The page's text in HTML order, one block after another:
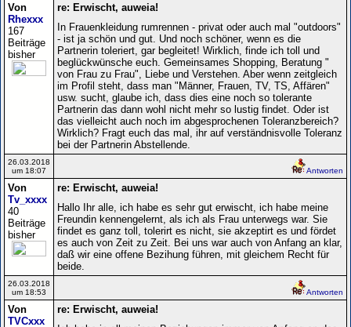
Von
Rhexxx
167
Beiträge
bisher
re: Erwischt, auweia!
In Frauenkleidung rumrennen - privat oder auch mal "outdoors"
- ist ja schön und gut. Und noch schöner, wenn es die
Partnerin toleriert, gar begleitet! Wirklich, finde ich toll und
beglückwünsche euch. Gemeinsames Shopping, Beratung "
von Frau zu Frau", Liebe und Verstehen. Aber wenn zeitgleich
im Profil steht, dass man "Männer, Frauen, TV, TS, Affären"
usw. sucht, glaube ich, dass dies eine noch so tolerante
Partnerin das dann wohl nicht mehr so lustig findet. Oder ist
das vielleicht auch noch im abgesprochenen Toleranzbereich?
Wirklich? Fragt euch das mal, ihr auf verständnisvolle Toleranz
bei der Partnerin Abstellende.
26.03.2018
um 18:07
Antworten
Von
Tv_xxxx
40
Beiträge
bisher
re: Erwischt, auweia!
Hallo Ihr alle, ich habe es sehr gut erwischt, ich habe meine
Freundin kennengelernt, als ich als Frau unterwegs war. Sie
findet es ganz toll, tolerirt es nicht, sie akzeptirt es und fördet
es auch von Zeit zu Zeit. Bei uns war auch von Anfang an klar,
daß wir eine offene Bezihung führen, mit gleichem Recht für
beide.
26.03.2018
um 18:53
Antworten
Von
TVCxxx
re: Erwischt, auweia!